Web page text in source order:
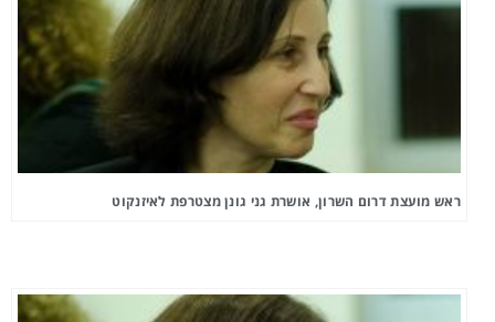
ראש מועצת דרום השרון, אושרת גני גונן מצטרפת לאיזנקוט